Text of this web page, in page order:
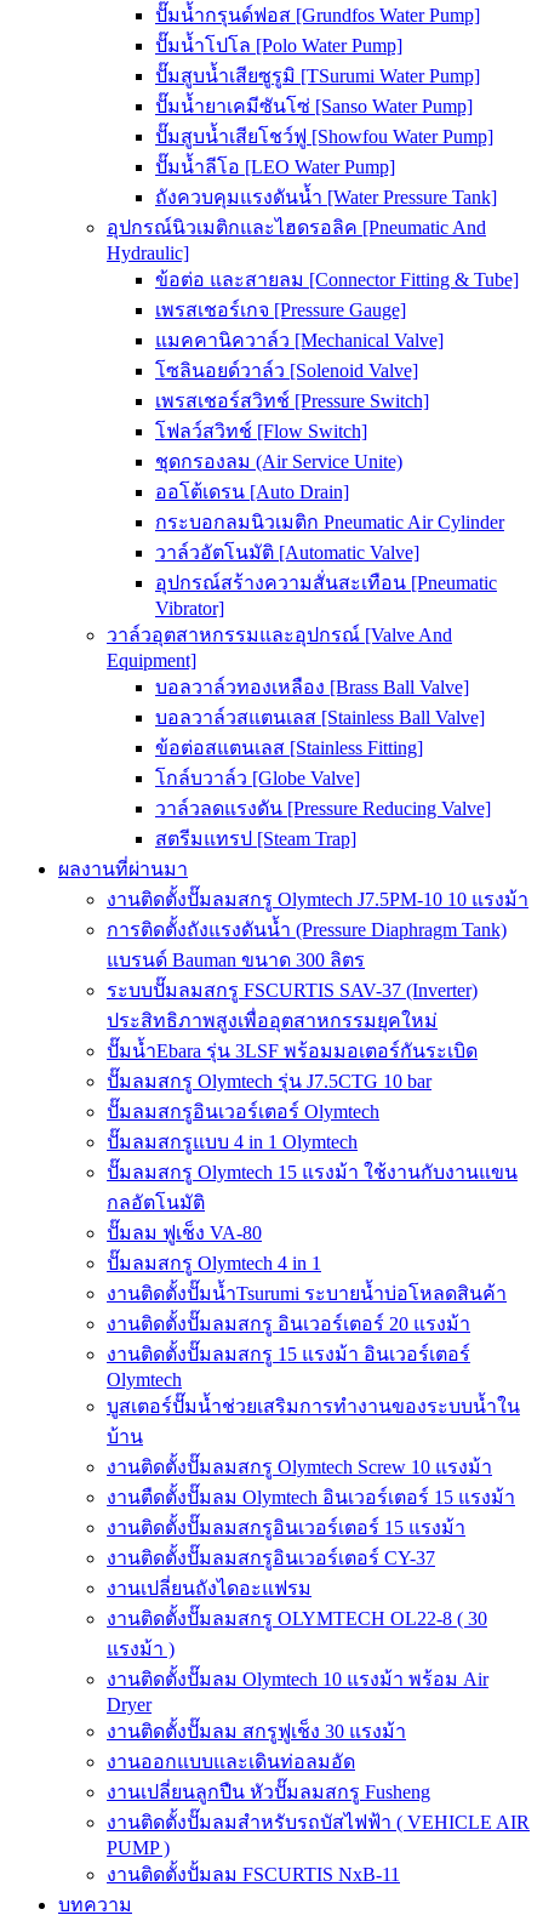
ปั๊มน้ำกรุนด์ฟอส [Grundfos Water Pump]
ปั๊มน้ำโปโล [Polo Water Pump]
ปั๊มสูบน้ำเสียซูรูมิ [TSurumi Water Pump]
ปั๊มน้ำยาเคมีซันโซ่ [Sanso Water Pump]
ปั๊มสูบน้ำเสียโชว์ฟู [Showfou Water Pump]
ปั๊มน้ำลีโอ [LEO Water Pump]
ถังควบคุมแรงดันน้ำ [Water Pressure Tank]
อุปกรณ์นิวเมติกและไฮดรอลิค [Pneumatic And
Hydraulic]
ข้อต่อ และสายลม [Connector Fitting & Tube]
เพรสเชอร์เกจ [Pressure Gauge]
แมคคานิควาล์ว [Mechanical Valve]
โซลินอยด์วาล์ว [Solenoid Valve]
เพรสเชอร์สวิทช์ [Pressure Switch]
โฟลว์สวิทช์ [Flow Switch]
ชุดกรองลม (Air Service Unite)
ออโต้เดรน [Auto Drain]
กระบอกลมนิวเมติก Pneumatic Air Cylinder
วาล์วอัตโนมัติ [Automatic Valve]
อุปกรณ์สร้างความสั่นสะเทือน [Pneumatic
Vibrator]
วาล์วอุตสาหกรรมและอุปกรณ์ [Valve And
Equipment]
บอลวาล์วทองเหลือง [Brass Ball Valve]
บอลวาล์วสแตนเลส [Stainless Ball Valve]
ข้อต่อสแตนเลส [Stainless Fitting]
โกล์บวาล์ว [Globe Valve]
วาล์วลดแรงดัน [Pressure Reducing Valve]
สตรีมแทรป [Steam Trap]
ผลงานที่ผ่านมา
งานติดตั้งปั๊มลมสกรู Olymtech J7.5PM-10 10 แรงม้า
การติดตั้งถังแรงดันน้ำ (Pressure Diaphragm Tank)
แบรนด์ Bauman ขนาด 300 ลิตร
ระบบปั๊มลมสกรู FSCURTIS SAV-37 (Inverter)
ประสิทธิภาพสูงเพื่ออุตสาหกรรมยุคใหม่
ปั๊มน้ำEbara รุ่น 3LSF พร้อมมอเตอร์กันระเบิด
ปั๊มลมสกรู Olymtech รุ่น J7.5CTG 10 bar
ปั๊มลมสกรูอินเวอร์เตอร์ Olymtech
ปั๊มลมสกรูแบบ 4 in 1 Olymtech
ปั๊มลมสกรู Olymtech 15 แรงม้า ใช้งานกับงานแขน
กลอัตโนมัติ
ปั๊มลม ฟูเช็ง VA-80
ปั๊มลมสกรู Olymtech 4 in 1
งานติดตั้งปั๊มน้ำTsurumi ระบายน้ำบ่อโหลดสินค้า
งานติดตั้งปั๊มลมสกรู อินเวอร์เตอร์ 20 แรงม้า
งานติดตั้งปั๊มลมสกรู 15 แรงม้า อินเวอร์เตอร์
Olymtech
บูสเตอร์ปั๊มน้ำช่วยเสริมการทำงานของระบบน้ำใน
บ้าน
งานติดตั้งปั๊มลมสกรู Olymtech Screw 10 แรงม้า
งานตืดตั้งปั๊มลม Olymtech อินเวอร์เตอร์ 15 แรงม้า
งานติดตั้งปั๊มลมสกรูอินเวอร์เตอร์ 15 แรงม้า
งานติดตั้งปั๊มลมสกรูอินเวอร์เตอร์ CY-37
งานเปลี่ยนถังไดอะแฟรม
งานติดตั้งปั๊มลมสกรู OLYMTECH OL22-8 ( 30
แรงม้า )
งานติดตั้งปั๊มลม Olymtech 10 แรงม้า พร้อม Air
Dryer
งานติดตั้งปั๊มลม สกรูฟูเช็ง 30 แรงม้า
งานออกแบบและเดินท่อลมอัด
งานเปลี่ยนลูกปืน หัวปั๊มลมสกรู Fusheng
งานติดตั้งปั๊มลมสำหรับรถบัสไฟฟ้า ( VEHICLE AIR
PUMP )
งานติดตั้งปั้มลม FSCURTIS NxB-11
บทความ